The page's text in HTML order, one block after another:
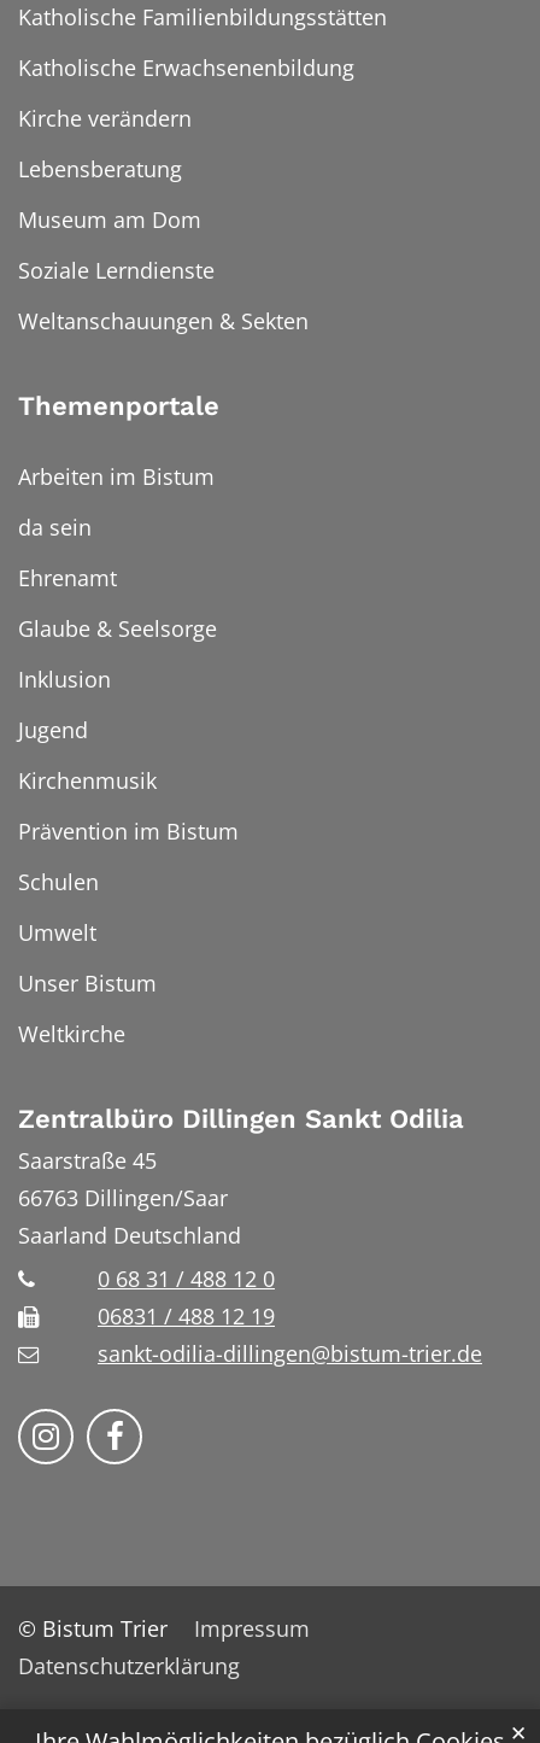
✕
Katholische Familienbildungsstätten
Katholische Erwachsenenbildung
Kirche verändern
Lebensberatung
Museum am Dom
Soziale Lerndienste
Weltanschauungen & Sekten
Themenportale
Arbeiten im Bistum
da sein
Ehrenamt
Glaube & Seelsorge
Inklusion
Jugend
Kirchenmusik
Prävention im Bistum
Schulen
Umwelt
Unser Bistum
Weltkirche
Zentralbüro Dillingen Sankt Odilia
Saarstraße 45
66763 Dillingen/Saar
Saarland Deutschland
0 68 31 / 488 12 0
06831 / 488 12 19
sankt-odilia-dillingen@bistum-trier.de
Bistum Trier auf Instragram
Bistum Trier auf Facebook
© Bistum Trier
Impressum
Datenschutzerklärung